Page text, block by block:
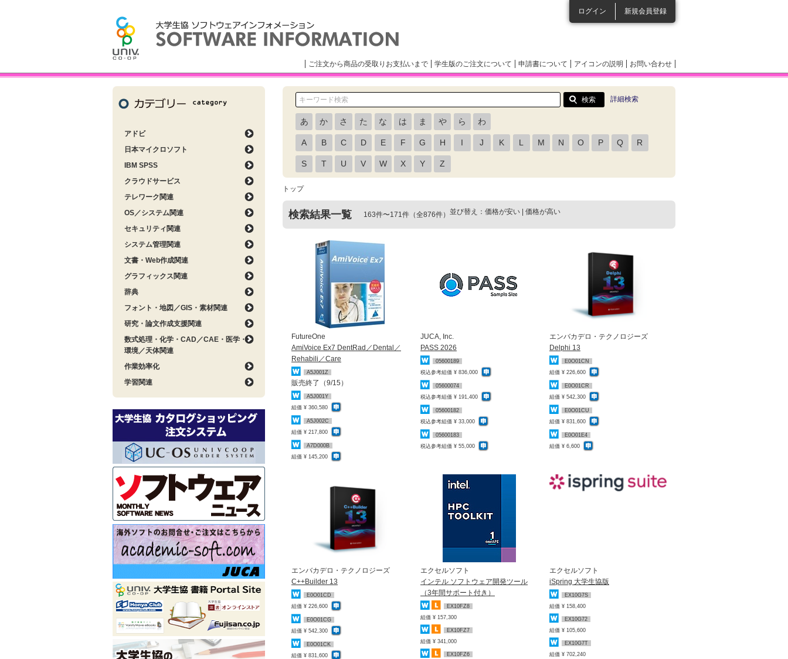
ログイン 新規会員登録
ご注文から商品の受取りお支払いまで 学生版のご注文について 申請書について アイコンの説明 お問い合わせ
詳細検索
あ か さ た な は ま や ら わ
A B C D E F G H I J K L M N O P Q R
S T U V W X Y Z
トップ
検索結果一覧 163件〜171件（全876件） 並び替え： 価格が安い | 価格が高い
FutureOne
AmiVoice Ex7 DentRad／Dental／
Rehabili／Care
A5J001Z
販売終了（9/15）
A5J001Y
組価 ¥ 360,580
A5J002C
組価 ¥ 217,800
A7D000B
組価 ¥ 145,200
JUCA, Inc.
PASS 2026
05600189
税込参考組価 ¥ 836,000
05600074
税込参考組価 ¥ 191,400
05600182
税込参考組価 ¥ 33,000
05600183
税込参考組価 ¥ 55,000
エンバカデロ・テクノロジーズ
Delphi 13
E0O01CN
組価 ¥ 226,600
E0O01CR
組価 ¥ 542,300
E0O01CU
組価 ¥ 831,600
E0O01E4
組価 ¥ 6,600
エンバカデロ・テクノロジーズ
C++Builder 13
E0O01CD
組価 ¥ 226,600
E0O01CG
組価 ¥ 542,300
E0O01CK
組価 ¥ 831,600
エクセルソフト
インテル ソフトウェア開発ツール
（3年間サポート付き）
EX10FZ8
組価 ¥ 157,300
EX10FZ7
組価 ¥ 341,000
EX10FZ6
エクセルソフト
iSpring 大学生協版
EX10G7S
組価 ¥ 158,400
EX10G72
組価 ¥ 105,600
EX10G7T
組価 ¥ 702,240
アドビ
日本マイクロソフト
IBM SPSS
クラウドサービス
テレワーク関連
OS／システム関連
セキュリティ関連
システム管理関連
文書・Web作成関連
グラフィックス関連
辞典
フォント・地図／GIS・素材関連
研究・論文作成支援関連
数式処理・化学・CAD／CAE・医学・
環境／天体関連
作業効率化
学習関連